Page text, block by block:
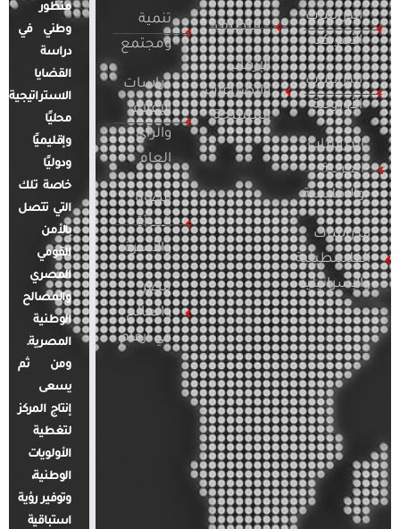
الدراسات
الأمريكية
الدراسات
الأوروبية
الدراسات
العربية
والإقليمية
الدراسات
الفلسطينية
والإسرائيلية
التطرف
الإرهاب
والصراعات
المسلحة
تنمية
ومجتمع
دراسات
الإعلام
والرأي
العام
قضايا
المرأة
والأسرة
مصر
والعالم
في أرقام
منظور
وطني في
دراسة
القضايا
الاستراتيجية
محليًا
وإقليميًا
ودوليًا
خاصة تلك
التي تتصل
بالأمن
القومي
المصري
والمصالح
الوطنية
المصرية.
ومن ثم
يسعى
إنتاج المركز
لتغطية
الأولويات
الوطنية،
وتوفير رؤية
استباقية